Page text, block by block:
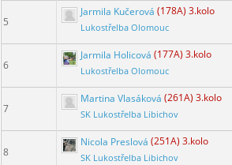
5
Jarmila Kučerová (178A) 3.kolo
Lukostřelba Olomouc
6
Jarmila Holicová (177A) 3.kolo
Lukostřelba Olomouc
7
Martina Vlasáková (261A) 3.kolo
SK Lukostřelba Libichov
8
Nicola Preslová (251A) 3.kolo
SK Lukostřelba Libichov